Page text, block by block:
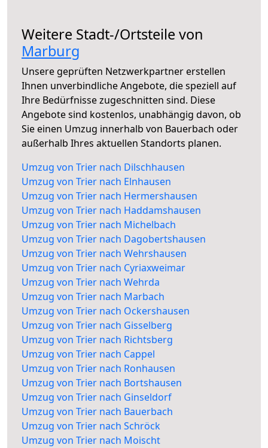
Weitere Stadt-/Ortsteile von
Marburg
Unsere geprüften Netzwerkpartner erstellen
Ihnen unverbindliche Angebote, die speziell auf
Ihre Bedürfnisse zugeschnitten sind. Diese
Angebote sind kostenlos, unabhängig davon, ob
Sie einen Umzug innerhalb von Bauerbach oder
außerhalb Ihres aktuellen Standorts planen.
Umzug von Trier nach Dilschhausen
Umzug von Trier nach Elnhausen
Umzug von Trier nach Hermershausen
Umzug von Trier nach Haddamshausen
Umzug von Trier nach Michelbach
Umzug von Trier nach Dagobertshausen
Umzug von Trier nach Wehrshausen
Umzug von Trier nach Cyriaxweimar
Umzug von Trier nach Wehrda
Umzug von Trier nach Marbach
Umzug von Trier nach Ockershausen
Umzug von Trier nach Gisselberg
Umzug von Trier nach Richtsberg
Umzug von Trier nach Cappel
Umzug von Trier nach Ronhausen
Umzug von Trier nach Bortshausen
Umzug von Trier nach Ginseldorf
Umzug von Trier nach Bauerbach
Umzug von Trier nach Schröck
Umzug von Trier nach Moischt